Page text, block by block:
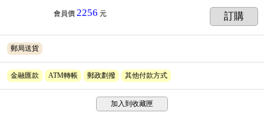
會員價 2256 元 訂購
郵局送貨
金融匯款 ATM轉帳 郵政劃撥 其他付款方式
加入到收藏匣